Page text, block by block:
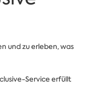
und zu erleben, was
Service erfüllt